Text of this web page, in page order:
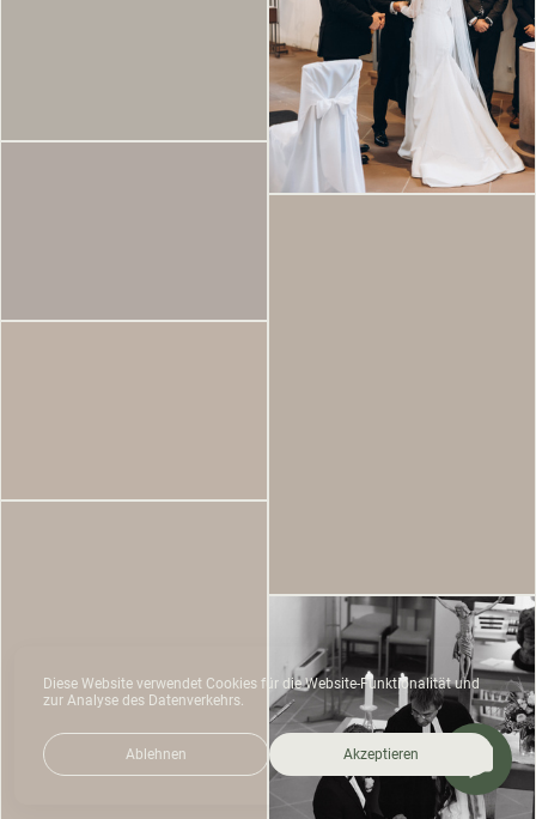
Diese Website verwendet Cookies für die Website-Funktionalität und
zur Analyse des Datenverkehrs.
Ablehnen Akzeptieren